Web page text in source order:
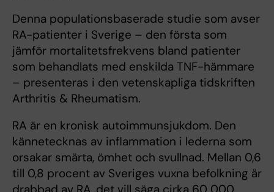
Denna populationsbaserade studie som avser
RA-patienter i Sverige – den första som
jämför mortalitetsfrekvens bland patienter
som behandlats med enskilda TNF-hämmare
– presenteras i den vetenskapliga tidskriften
Arthritis & Rheumatism.
RA är en kronisk autoimmunsjukdom. Den
kännetecknas av inflammation i lederna som
orsakar smärta, ömhet och svullnad. Mellan 0,6
till 0,8 procent av Sveriges vuxna befolkning är